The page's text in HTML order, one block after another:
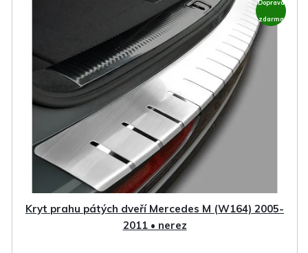
Doprava
zdarma
Kryt prahu pátých dveří Mercedes M (W164) 2005-
2011 • nerez